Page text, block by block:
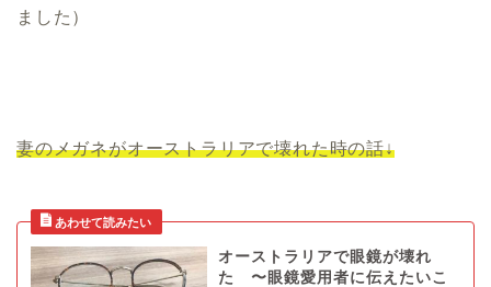
ました）
妻のメガネがオーストラリアで壊れた時の話↓
オーストラリアで眼鏡が壊れ
た 〜眼鏡愛用者に伝えたいこ